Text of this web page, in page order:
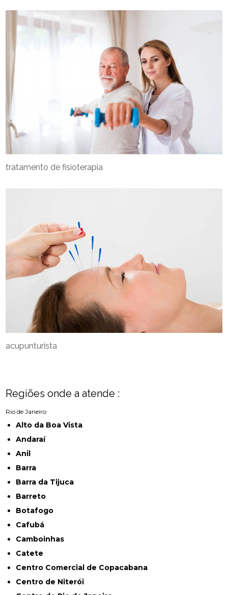
acupunturista
tratamento de fisioterapia
Regiões onde a atende :
Rio de Janeiro
Alto da Boa Vista
Andaraí
Anil
Barra
Barra da Tijuca
Barreto
Botafogo
Cafubá
Camboinhas
Catete
Centro Comercial de Copacabana
Centro de Niterói